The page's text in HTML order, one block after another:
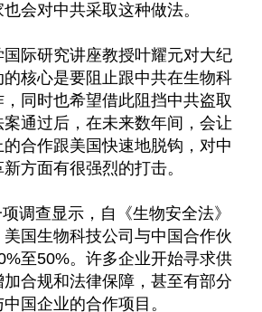
会对中共采取这种做法。
际研究讲座教授叶耀元对大纪
核心是要阻止跟中共在生物科
同时也希望借此阻挡中共盗取
通过后，在未来数年间，会让
合作跟美国快速地脱钩，对中
方面有很强烈的打击。
调查显示，自《生物安全法》
国生物科技公司与中国合作伙
至50%。许多企业开始寻求供
合规和法律保障，甚至有部分
国企业的合作项目。